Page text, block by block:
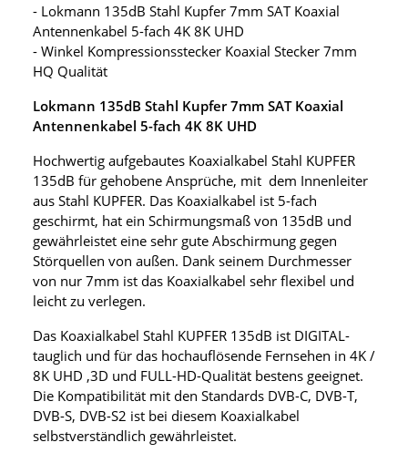
- Lokmann 135dB Stahl Kupfer 7mm SAT Koaxial
Antennenkabel 5-fach 4K 8K UHD
- Winkel Kompressionsstecker Koaxial Stecker 7mm
HQ Qualität
Lokmann 135dB Stahl Kupfer 7mm SAT Koaxial
Antennenkabel 5-fach 4K 8K UHD
Hochwertig aufgebautes Koaxialkabel Stahl KUPFER
135dB für gehobene Ansprüche, mit dem Innenleiter
aus Stahl KUPFER. Das Koaxialkabel ist 5-fach
geschirmt, hat ein Schirmungsmaß von 135dB und
gewährleistet eine sehr gute Abschirmung gegen
Störquellen von außen. Dank seinem Durchmesser
von nur 7mm ist das Koaxialkabel sehr flexibel und
leicht zu verlegen.
Das Koaxialkabel Stahl KUPFER 135dB ist DIGITAL-
tauglich und für das hochauflösende Fernsehen in 4K /
8K UHD ,3D und FULL-HD-Qualität bestens geeignet.
Die Kompatibilität mit den Standards DVB-C, DVB-T,
DVB-S, DVB-S2 ist bei diesem Koaxialkabel
selbstverständlich gewährleistet.